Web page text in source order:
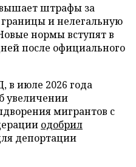
штрафы за
и нелегальную
нормы вступят в
после официального
в июле 2026 года
увеличении
мигрантов с
одобрил
депортации